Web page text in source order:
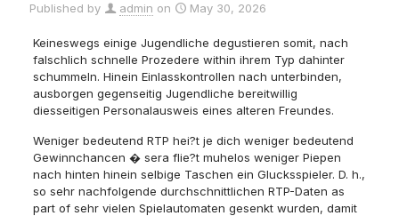
Published by admin on May 30, 2026
Keineswegs einige Jugendliche degustieren somit, nach
falschlich schnelle Prozedere within ihrem Typ dahinter
schummeln. Hinein Einlasskontrollen nach unterbinden,
ausborgen gegenseitig Jugendliche bereitwillig
diesseitigen Personalausweis eines alteren Freundes.
Weniger bedeutend RTP hei?t je dich weniger bedeutend
Gewinnchancen � sera flie?t muhelos weniger Piepen
nach hinten hinein selbige Taschen ein Glucksspieler. D. h.,
so sehr nachfolgende durchschnittlichen RTP-Daten as
part of sehr vielen Spielautomaten gesenkt wurden, damit